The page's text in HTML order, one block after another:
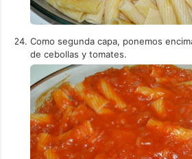
Como segunda capa, ponemos
de cebollas y tomates.